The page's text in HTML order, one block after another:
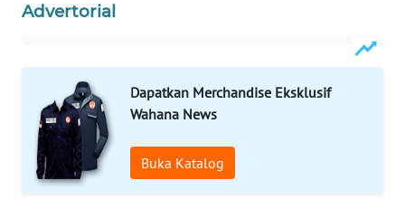
Advertorial
Dapatkan Merchandise Eksklusif
Wahana News
Buka Katalog
MASYARAKAT
ID
MAWAKA
ID